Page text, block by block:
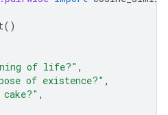
()
of life?" ,
of existence?" ,
,